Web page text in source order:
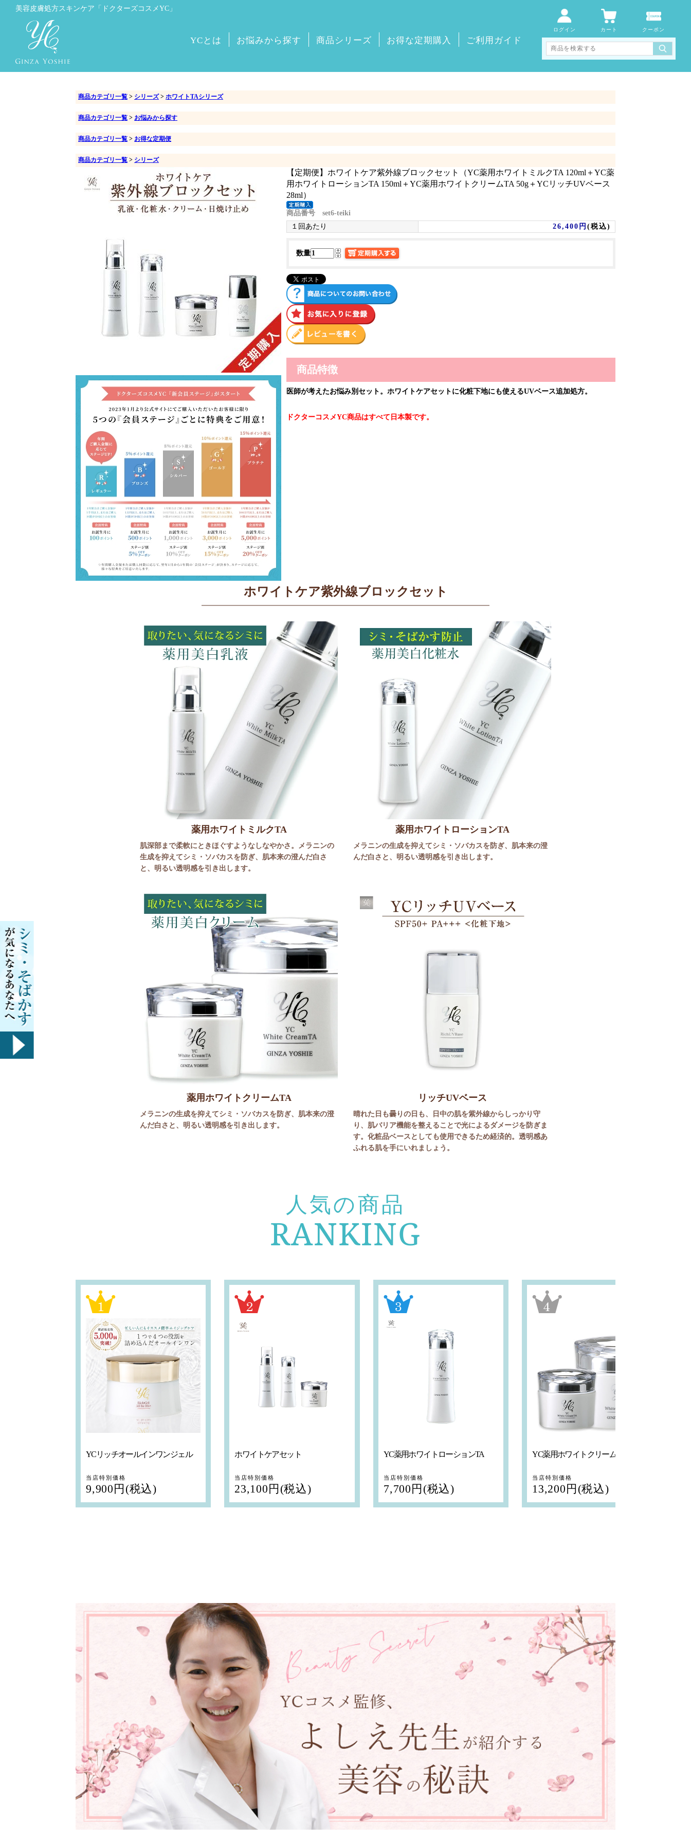
美容皮膚処方スキンケア 「ドクターズコスメYC」
YCとは お悩みから探す 商品シリーズ お得な定期購入 ご利用ガイド
ログイン カート クーポン
商品カテゴリ一覧 > シリーズ> ホワイトTAシリーズ
商品カテゴリ一覧 > お悩みから探す
商品カテゴリ一覧 > お得な定期便
商品カテゴリ一覧 > シリーズ
【定期便】ホワイトケア紫外線ブロックセット（YC薬用ホワイトミルクTA 120ml＋YC薬
用ホワイトローションTA 150ml＋YC薬用ホワイトクリームTA 50g＋YCリッチUVベース
28ml）
商品番号 set6-teiki
１回あたり
26,400円 (税込)
数量
商品特徴
医師が考えたお悩み別セット。ホワイトケアセットに化粧下地にも使えるUVベース追加処方。
ドクターコスメYC商品はすべて日本製です。
ホワイトケア紫外線ブロックセット
薬用ホワイトミルクTA
肌深部まで柔軟にときほぐすようなしなやかさ。メラニンの
生成を抑えてシミ・ソバカスを防ぎ、肌本来の澄んだ白さ
と、明るい透明感を引き出します。
薬用ホワイトローションTA
メラニンの生成を抑えてシミ・ソバカスを防ぎ、肌本来の澄
んだ白さと、明るい透明感を引き出します。
薬用ホワイトクリームTA
メラニンの生成を抑えてシミ・ソバカスを防ぎ、肌本来の澄
んだ白さと、明るい透明感を引き出します。
リッチUVベース
晴れた日も曇りの日も、日中の肌を紫外線からしっかり守
り、肌バリア機能を整えることで光によるダメージを防ぎま
す。化粧品ベースとしても使用できるため経済的。透明感あ
ふれる肌を手にいれましょう。
人気の商品
RANKING
YCリッチオールインワンジェル
当店特別価格
9,900円(税込)
ホワイトケアセット
当店特別価格
23,100円(税込)
YC薬用ホワイトローションTA
当店特別価格
7,700円(税込)
YC薬用ホワイトクリームTA
当店特別価格
13,200円(税込)